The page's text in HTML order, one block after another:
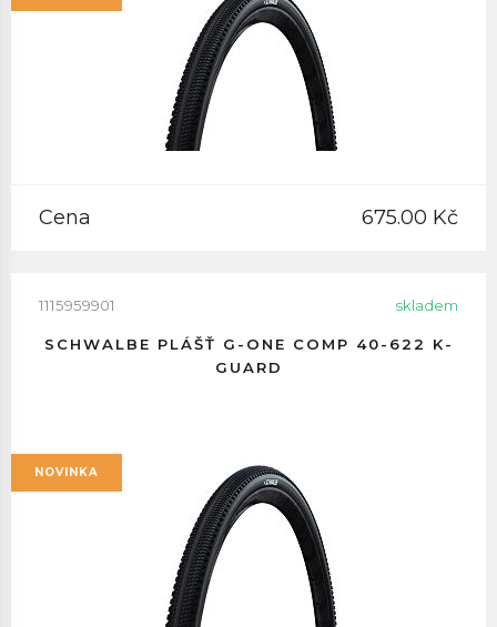
Cena 675.00 Kč
1115959901 skladem
SCHWALBE PLÁŠŤ G-ONE COMP 40-622 K-
GUARD
NOVINKA